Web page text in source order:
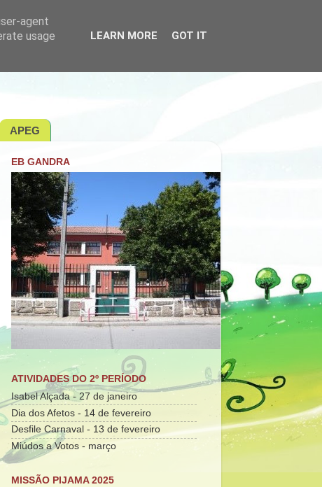
APEG
EB GANDRA
ATIVIDADES DO 2º PERÍODO
Isabel Alçada - 27 de janeiro
Dia dos Afetos - 14 de fevereiro
Desfile Carnaval - 13 de fevereiro
Miúdos a Votos - março
MISSÃO PIJAMA 2025
agent
usage
LEARN MORE GOT IT